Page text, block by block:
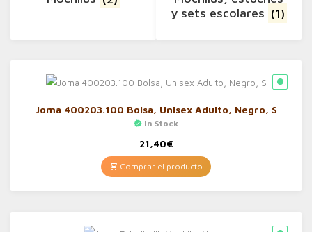
y sets escolares (1)
Joma 400203.100 Bolsa, Unisex Adulto, Negro, S
In Stock
21,40€
Comprar el producto